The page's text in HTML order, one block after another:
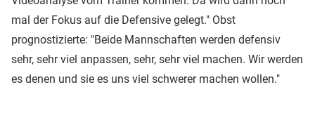
mal der Fokus auf die Defensive gelegt." Obst
prognostizierte: "Beide Mannschaften werden defensiv
sehr, sehr viel anpassen, sehr, sehr viel machen. Wir werden
es denen und sie es uns viel schwerer machen wollen."